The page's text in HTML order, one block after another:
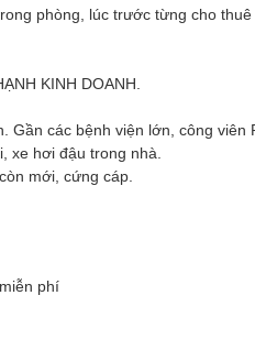
phòng, lúc trước từng cho
KINH DOANH.
Gần các bệnh viện lớn, công viên
xe hơi đậu trong nhà.
mới, cứng cáp.
phí